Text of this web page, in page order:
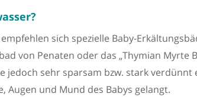
sich spezielle Baby-
von Penaten oder das „Thymian
jedoch sehr sparsam bzw. stark
Augen und Mund des Babys gelangt.